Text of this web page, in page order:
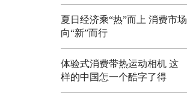
夏日经济乘“热”而上 消费市场
向“新”而行
体验式消费带热运动相机 这
样的中国怎一个酷字了得